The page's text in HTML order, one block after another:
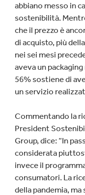
abbiano messo in
sostenibilità.
che il prezzo è
di acquisto, più
nei sei mesi
aveva un
56% sostiene di
un servizio
Commentando la
President
Group, dice: “In
considerata
invece il
consumatori. La
della pandemia,